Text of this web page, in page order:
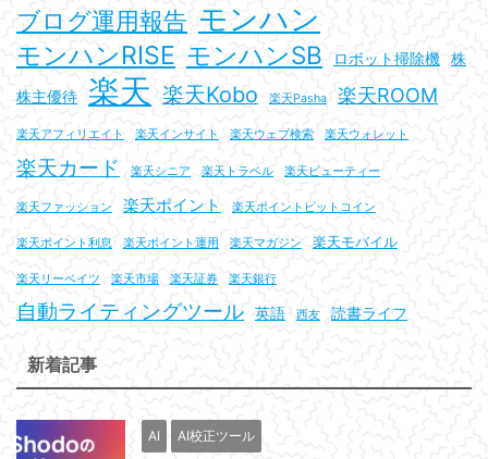
ブログ運用報告 モンハン
モンハンRISE モンハンSB ロボット掃除機 株
株主優待 楽天 楽天Kobo 楽天Pasha 楽天ROOM
楽天アフィリエイト 楽天インサイト 楽天ウェブ検索 楽天ウォレット
楽天カード 楽天シニア 楽天トラベル 楽天ビューティー
楽天ファッション 楽天ポイント 楽天ポイントビットコイン
楽天ポイント利息 楽天ポイント運用 楽天マガジン 楽天モバイル
楽天リーベイツ 楽天市場 楽天証券 楽天銀行
自動ライティングツール 英語 西友 読書ライフ
新着記事
AI AI校正ツール